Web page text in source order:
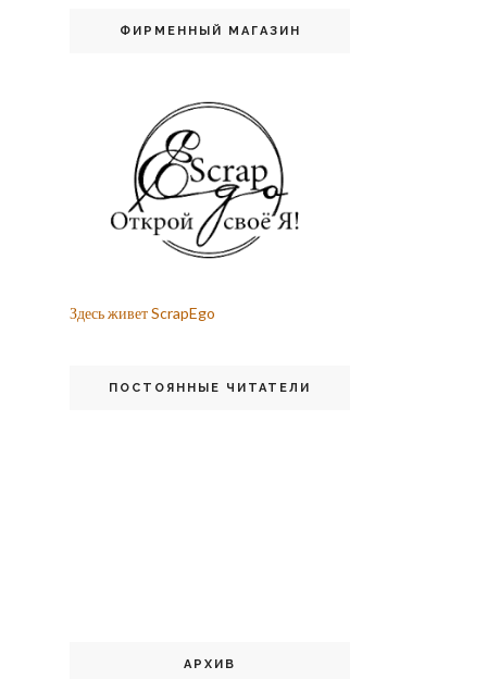
ФИРМЕННЫЙ МАГАЗИН
Здесь живет ScrapEgo
ПОСТОЯННЫЕ ЧИТАТЕЛИ
АРХИВ